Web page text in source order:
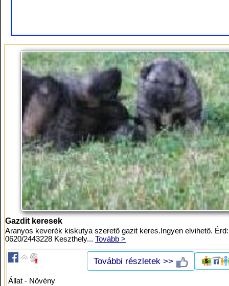
Gazdit keresek
Aranyos keverék kiskutya szerető gazit keres.Ingyen elvihető. Érd:
0620/2443228 Keszthely... Tovább >
További részletek >>
Állat - Növény